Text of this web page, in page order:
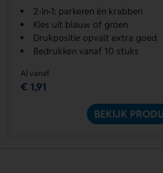
2-in-1: parkeren én krabben
Kies uit blauw of groen
Drukpositie opvalt extra goed
Bedrukken vanaf 10 stuks
Al vanaf
€ 1,91
BEKIJK